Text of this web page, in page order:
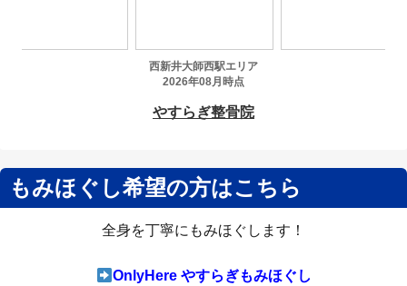
もみほぐし希望の方はこちら
全身を丁寧にもみほぐします！
OnlyHere やすらぎもみほぐし